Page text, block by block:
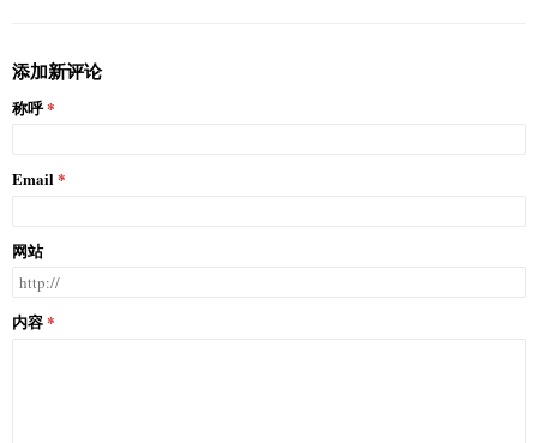
添加新评论
称呼
Email
网站
内容